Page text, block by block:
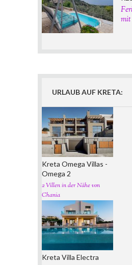
mit
URLAUB AUF KRETA:
Kreta Omega Villas -
Omega 2
2 Villen in der Nähe von
Chania
Kreta Villa Electra